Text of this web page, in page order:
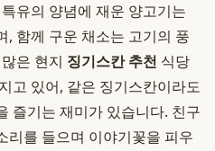
유의 양념에 재운 양고기는
, 함께 구운 채소는 고기의 풍
은 현지 징기스칸 추천 식당
고 있어, 같은 징기스칸이라도
즐기는 재미가 있습니다. 친구
리를 들으며 이야기꽃을 피우